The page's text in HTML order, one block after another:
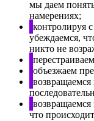
мы даем
намерениях;
контролируя
убеждаемся,
никто не
объезжаем
что